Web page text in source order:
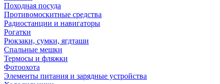
Походная посуда
Противомоскитные средства
Радиостанции и навигаторы
Рогатки
Рюкзаки, сумки, ягдташи
Спальные мешки
Термосы и фляжки
Фотоохота
Элементы питания и зарядные устройства